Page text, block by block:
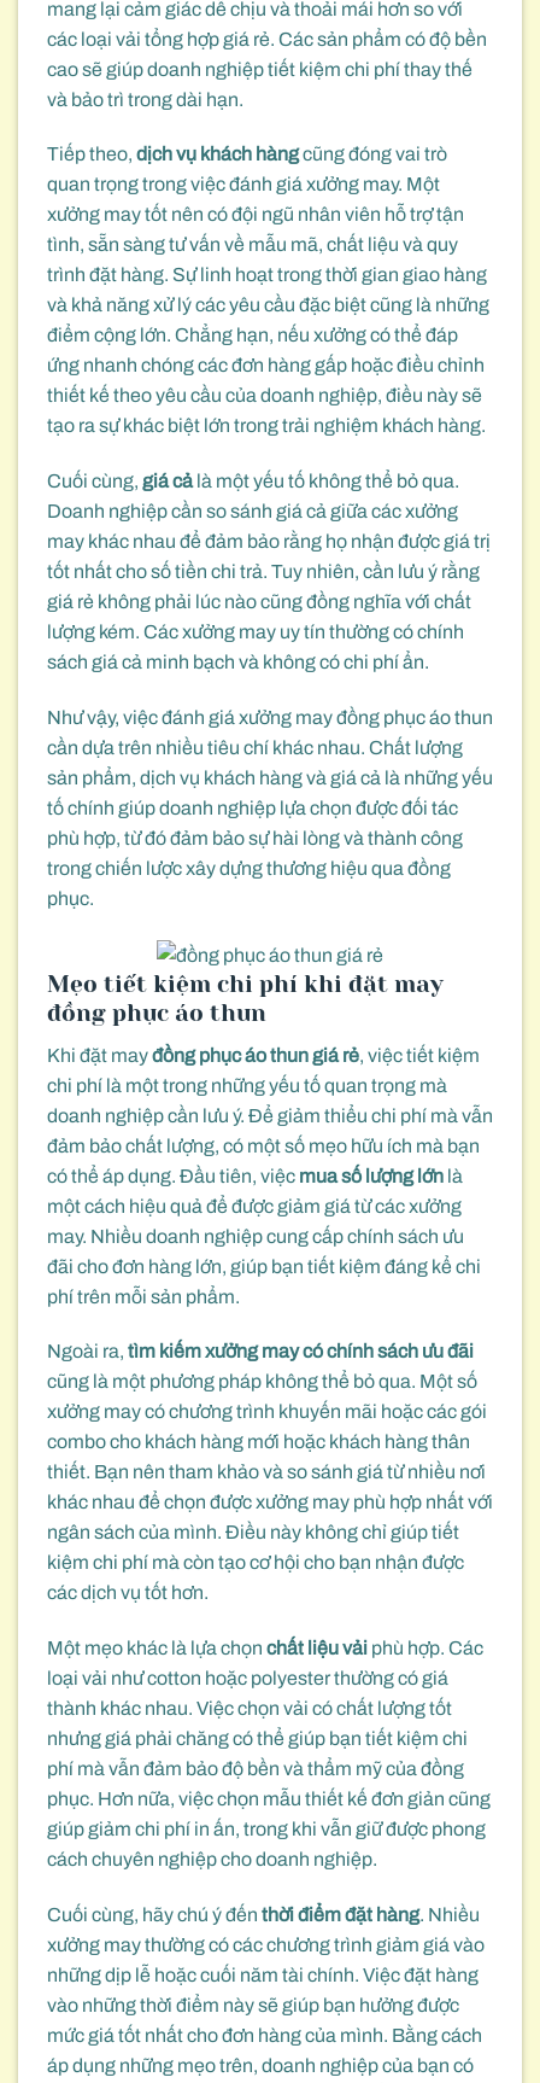
mang lại cảm giác dễ chịu và thoải mái hơn so với
các loại vải tổng hợp giá rẻ. Các sản phẩm có độ bền
cao sẽ giúp doanh nghiệp tiết kiệm chi phí thay thế
và bảo trì trong dài hạn.
Tiếp theo, dịch vụ khách hàngcũng đóng vai trò
quan trọng trong việc đánh giá xưởng may. Một
xưởng may tốt nên có đội ngũ nhân viên hỗ trợ tận
tình, sẵn sàng tư vấn về mẫu mã, chất liệu và quy
trình đặt hàng. Sự linh hoạt trong thời gian giao hàng
và khả năng xử lý các yêu cầu đặc biệt cũng là những
điểm cộng lớn. Chẳng hạn, nếu xưởng có thể đáp
ứng nhanh chóng các đơn hàng gấp hoặc điều chỉnh
thiết kế theo yêu cầu của doanh nghiệp, điều này sẽ
tạo ra sự khác biệt lớn trong trải nghiệm khách hàng.
Cuối cùng, giá cảlà một yếu tố không thể bỏ qua.
Doanh nghiệp cần so sánh giá cả giữa các xưởng
may khác nhau để đảm bảo rằng họ nhận được giá trị
tốt nhất cho số tiền chi trả. Tuy nhiên, cần lưu ý rằng
giá rẻ không phải lúc nào cũng đồng nghĩa với chất
lượng kém. Các xưởng may uy tín thường có chính
sách giá cả minh bạch và không có chi phí ẩn.
Như vậy, việc đánh giá xưởng may đồng phục áo thun
cần dựa trên nhiều tiêu chí khác nhau. Chất lượng
sản phẩm, dịch vụ khách hàng và giá cả là những yếu
tố chính giúp doanh nghiệp lựa chọn được đối tác
phù hợp, từ đó đảm bảo sự hài lòng và thành công
trong chiến lược xây dựng thương hiệu qua đồng
phục.
Mẹo tiết kiệm chi phí khi đặt may
đồng phục áo thun
Khi đặt mayđồng phục áo thun giá rẻ, việc tiết kiệm
chi phí là một trong những yếu tố quan trọng mà
doanh nghiệp cần lưu ý. Để giảm thiểu chi phí mà vẫn
đảm bảo chất lượng, có một số mẹo hữu ích mà bạn
có thể áp dụng. Đầu tiên, việc mua số lượng lớn là
một cách hiệu quả để được giảm giá từ các xưởng
may. Nhiều doanh nghiệp cung cấp chính sách ưu
đãi cho đơn hàng lớn, giúp bạn tiết kiệm đáng kể chi
phí trên mỗi sản phẩm.
Ngoài ra, tìm kiếm xưởng may có chính sách ưu đãi
cũng là một phương pháp không thể bỏ qua. Một số
xưởng may có chương trình khuyến mãi hoặc các gói
combo cho khách hàng mới hoặc khách hàng thân
thiết. Bạn nên tham khảo và so sánh giá từ nhiều nơi
khác nhau để chọn được xưởng may phù hợp nhất với
ngân sách của mình. Điều này không chỉ giúp tiết
kiệm chi phí mà còn tạo cơ hội cho bạn nhận được
các dịch vụ tốt hơn.
Một mẹo khác là lựa chọn chất liệu vải phù hợp. Các
loại vải như cotton hoặc polyester thường có giá
thành khác nhau. Việc chọn vải có chất lượng tốt
nhưng giá phải chăng có thể giúp bạn tiết kiệm chi
phí mà vẫn đảm bảo độ bền và thẩm mỹ của đồng
phục. Hơn nữa, việc chọn mẫu thiết kế đơn giản cũng
giúp giảm chi phí in ấn, trong khi vẫn giữ được phong
cách chuyên nghiệp cho doanh nghiệp.
Cuối cùng, hãy chú ý đến thời điểm đặt hàng. Nhiều
xưởng may thường có các chương trình giảm giá vào
những dịp lễ hoặc cuối năm tài chính. Việc đặt hàng
vào những thời điểm này sẽ giúp bạn hưởng được
mức giá tốt nhất cho đơn hàng của mình. Bằng cách
áp dụng những mẹo trên, doanh nghiệp của bạn có